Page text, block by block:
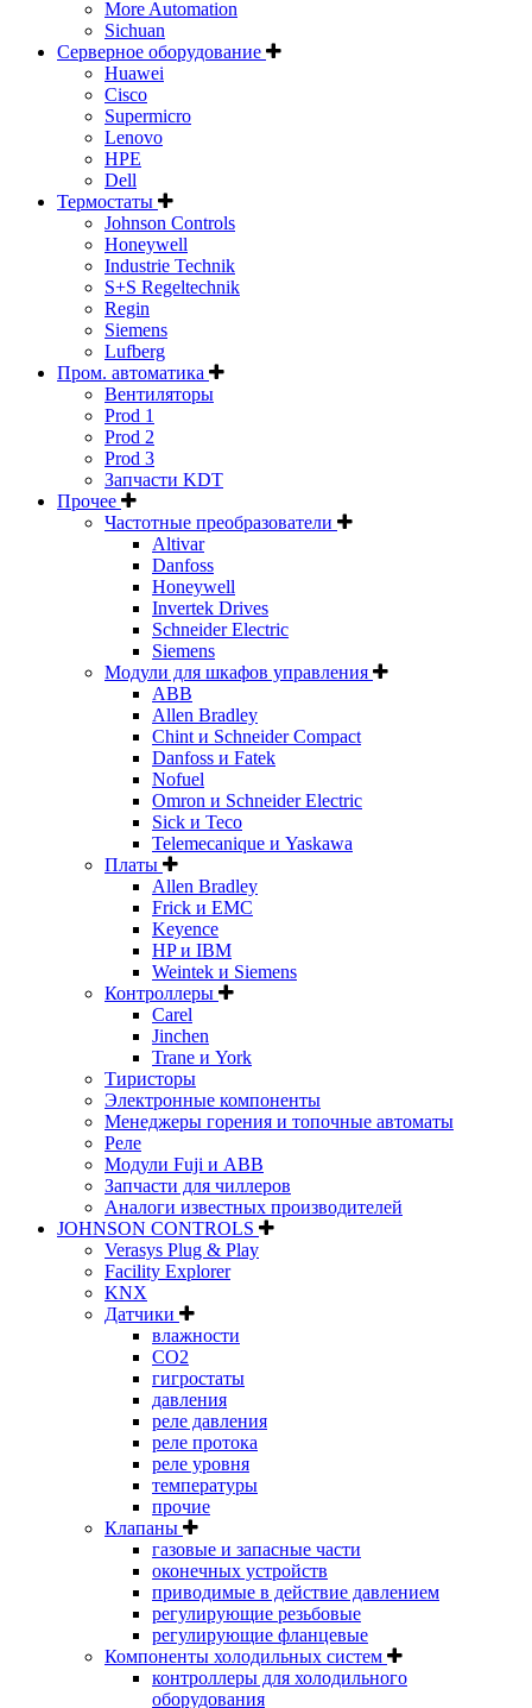
More Automation
Sichuan
Серверное оборудование
Huawei
Cisco
Supermicro
Lenovo
HPE
Dell
Термостаты
Johnson Controls
Honeywell
Industrie Technik
S+S Regeltechnik
Regin
Siemens
Lufberg
Пром. автоматика
Вентиляторы
Prod 1
Prod 2
Prod 3
Запчасти KDT
Прочее
Частотные преобразователи
Altivar
Danfoss
Honeywell
Invertek Drives
Schneider Electric
Siemens
Модули для шкафов управления
ABB
Allen Bradley
Chint и Schneider Compact
Danfoss и Fatek
Nofuel
Omron и Schneider Electric
Sick и Teco
Telemecanique и Yaskawa
Платы
Allen Bradley
Frick и EMC
Keyence
HP и IBM
Weintek и Siemens
Контроллеры
Carel
Jinchen
Trane и York
Тиристоры
Электронные компоненты
Менеджеры горения и топочные автоматы
Реле
Модули Fuji и ABB
Запчасти для чиллеров
Аналоги известных производителей
JOHNSON CONTROLS
Verasys Plug & Play
Facility Explorer
KNX
Датчики
влажности
CO2
гигростаты
давления
реле давления
реле протока
реле уровня
температуры
прочие
Клапаны
газовые и запасные части
оконечных устройств
приводимые в действие давлением
регулирующие резьбовые
регулирующие фланцевые
Компоненты холодильных систем
контроллеры для холодильного
оборудования